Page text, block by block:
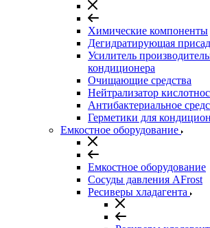
Химические компоненты
Дегидратирующая
Усилитель
кондиционера
Очищающие средства
Нейтрализатор
Антибактериальное
Герметики для
Емкостное оборудование
Емкостное оборудование
Сосуды давления AFrost
Ресиверы хладагента